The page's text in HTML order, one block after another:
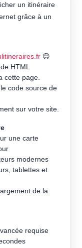
un itinéraire
grâce à un
😊
HTML
cette page.
code source de
sur votre site.
une carte
modernes
tablettes et
de la
requise